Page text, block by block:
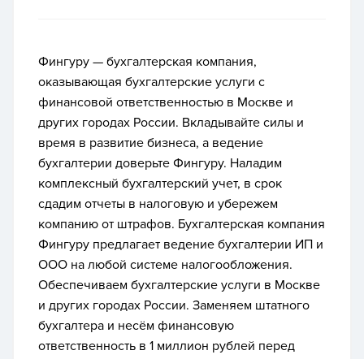
Фингуру — бухгалтерская компания,
оказывающая бухгалтерские услуги с
финансовой ответственностью в Москве и
других городах России. Вкладывайте силы и
время в развитие бизнеса, а ведение
бухгалтерии доверьте Фингуру. Наладим
комплексный бухгалтерский учет, в срок
сдадим отчеты в налоговую и убережем
компанию от штрафов. Бухгалтерская компания
Фингуру предлагает ведение бухгалтерии ИП и
ООО на любой системе налогообложения.
Обеспечиваем бухгалтерские услуги в Москве
и других городах России. Заменяем штатного
бухгалтера и несём финансовую
ответственность в 1 миллион рублей перед